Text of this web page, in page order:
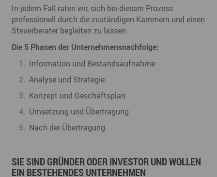
In jedem Fall raten wir, sich bei diesem Prozess
professionell durch die zuständigen Kammern und einen
Steuerberater begleiten zu lassen.
Die 5 Phasen der Unternehmensnachfolge:
Information und Bestandsaufnahme
Analyse und Strategie
Konzept und Geschäftsplan
Umsetzung und Übertragung
Nach der Übertragung
SIE SIND GRÜNDER ODER INVESTOR UND WOLLEN
EIN BESTEHENDES UNTERNEHMEN